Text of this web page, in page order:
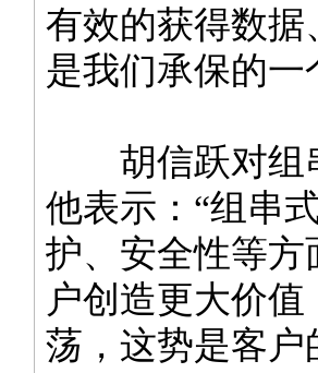
有效的获得数
是我们承保的一
胡信跃对组
他表示：“组串
护、安全性等
户创造更大价
荡，这势是客户